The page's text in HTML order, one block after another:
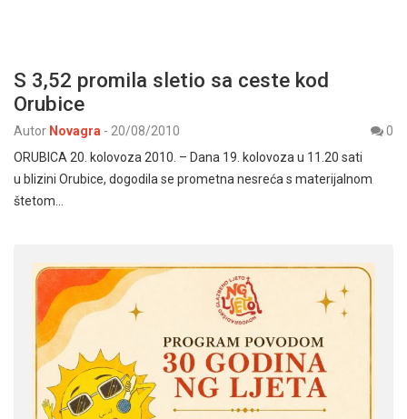
S 3,52 promila sletio sa ceste kod
Orubice
Autor Novagra - 20/08/2010
0
ORUBICA 20. kolovoza 2010. – Dana 19. kolovoza u 11.20 sati
u blizini Orubice, dogodila se prometna nesreća s materijalnom
štetom…